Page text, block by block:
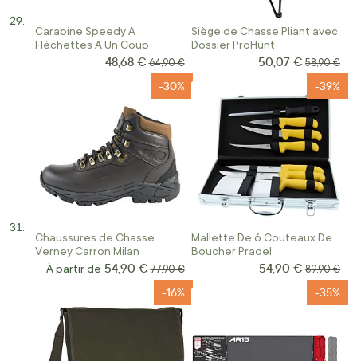
Carabine Speedy A
Fléchettes A Un Coup
Prix Spécial
48,68 € Prix normal
64,90 €
Siège de Chasse Pliant avec
Dossier ProHunt
Prix Spécial
50,07 € Prix
58,90 €
Chaussures de Chasse
Verney Carron Milan
-30%
À partir de 54,90 € Prix normal
77,90 €
Mallette De 6 Couteaux De
Boucher Pradel
-39%
Prix Spécial
54,90 € Prix
89,90 €
-16% -35%